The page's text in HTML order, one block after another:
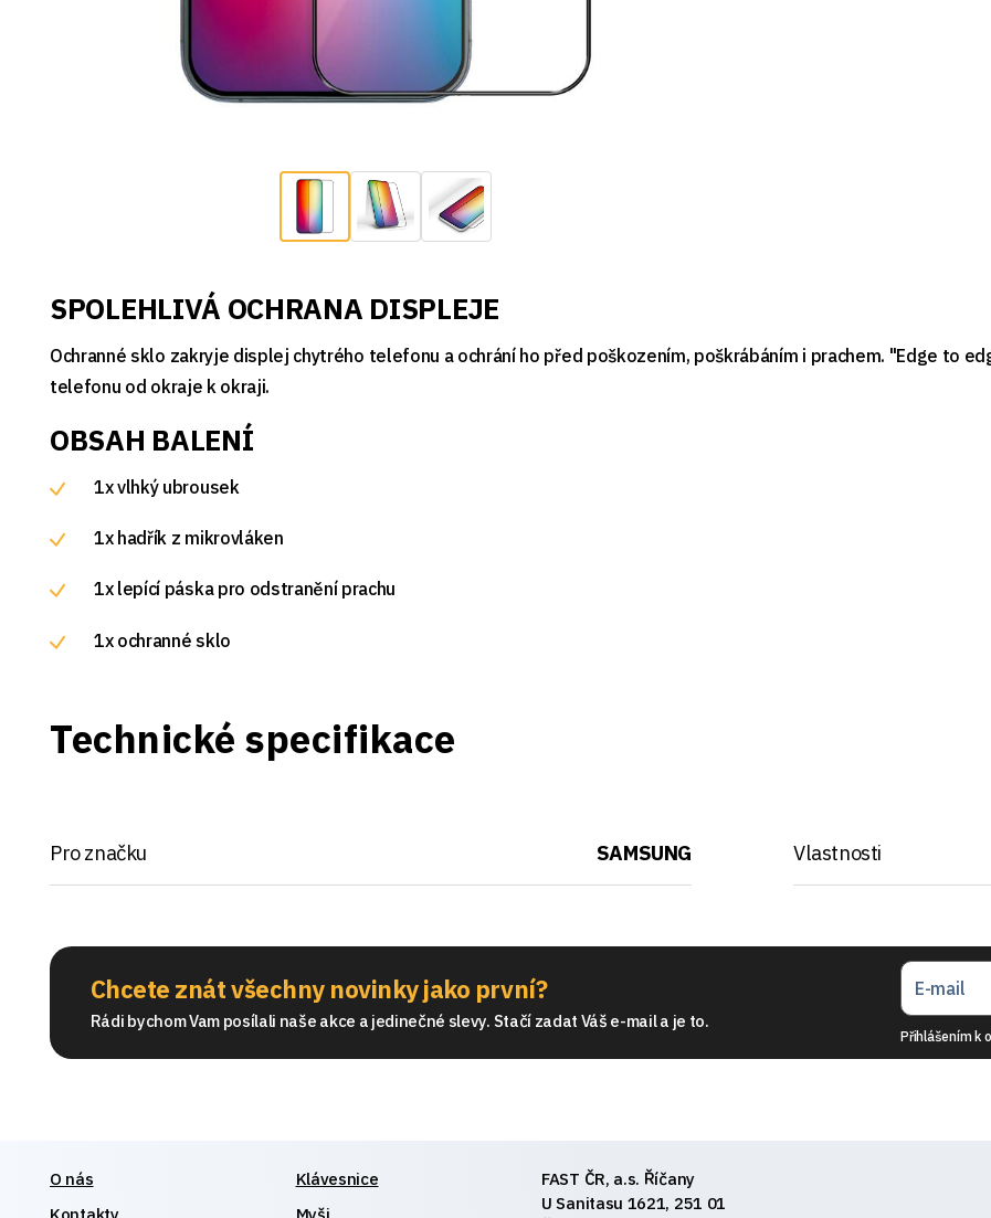
SPOLEHLIVÁ OCHRANA DISPLEJE
Ochranné sklo zakryje displej chytrého telefonu a ochrání ho před poškozením, poškrábáním i prachem. "Edge to
telefonu od okraje k okraji.
OBSAH BALENÍ
1x vlhký ubrousek
1x hadřík z mikrovláken
1x lepící páska pro odstranění prachu
1x ochranné sklo
Technické specifikace
Pro značku SAMSUNG Vlastnosti
Chcete znát všechny novinky jako první?
Rádi bychom Vam posílali naše akce a jedinečné slevy. Stačí zadat Váš e-mail a je to.
Přihlášením k
O nás
Klávesnice
FAST ČR, a.s. Říčany
U Sanitasu 1621, 251 01